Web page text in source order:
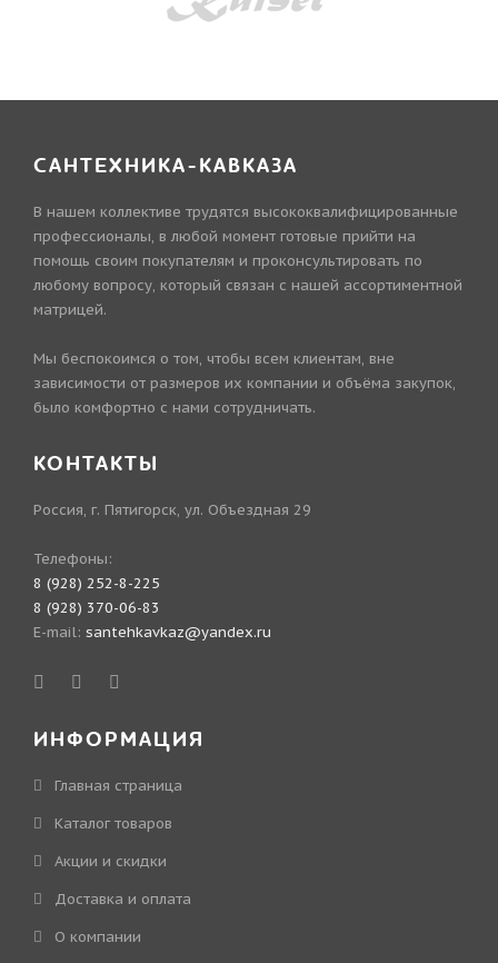
САНТЕХНИКА-КАВКАЗА
В нашем коллективе трудятся высококвалифицированные
профессионалы, в любой момент готовые прийти на
помощь своим покупателям и проконсультировать по
любому вопросу, который связан с нашей ассортиментной
матрицей.
Мы беспокоимся о том, чтобы всем клиентам, вне
зависимости от размеров их компании и объёма закупок,
было комфортно с нами сотрудничать.
КОНТАКТЫ
Россия, г. Пятигорск, ул. Объездная 29
Телефоны:
8 (928) 252-8-225
8 (928) 370-06-83
E-mail: santehkavkaz@yandex.ru
ИНФОРМАЦИЯ
Главная страница
Каталог товаров
Акции и скидки
Доставка и оплата
О компании